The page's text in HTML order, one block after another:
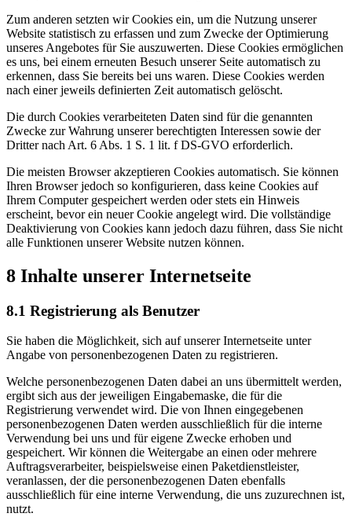
Zum anderen setzten wir Cookies ein, um die Nutzung unserer
Website statistisch zu erfassen und zum Zwecke der Optimierung
unseres Angebotes für Sie auszuwerten. Diese Cookies ermöglichen
es uns, bei einem erneuten Besuch unserer Seite automatisch zu
erkennen, dass Sie bereits bei uns waren. Diese Cookies werden
nach einer jeweils definierten Zeit automatisch gelöscht.
Die durch Cookies verarbeiteten Daten sind für die genannten
Zwecke zur Wahrung unserer berechtigten Interessen sowie der
Dritter nach Art. 6 Abs. 1 S. 1 lit. f DS-GVO erforderlich.
Die meisten Browser akzeptieren Cookies automatisch. Sie können
Ihren Browser jedoch so konfigurieren, dass keine Cookies auf
Ihrem Computer gespeichert werden oder stets ein Hinweis
erscheint, bevor ein neuer Cookie angelegt wird. Die vollständige
Deaktivierung von Cookies kann jedoch dazu führen, dass Sie nicht
alle Funktionen unserer Website nutzen können.
8 Inhalte unserer Internetseite
8.1 Registrierung als Benutzer
Sie haben die Möglichkeit, sich auf unserer Internetseite unter
Angabe von personenbezogenen Daten zu registrieren.
Welche personenbezogenen Daten dabei an uns übermittelt werden,
ergibt sich aus der jeweiligen Eingabemaske, die für die
Registrierung verwendet wird. Die von Ihnen eingegebenen
personenbezogenen Daten werden ausschließlich für die interne
Verwendung bei uns und für eigene Zwecke erhoben und
gespeichert. Wir können die Weitergabe an einen oder mehrere
Auftragsverarbeiter, beispielsweise einen Paketdienstleister,
veranlassen, der die personenbezogenen Daten ebenfalls
ausschließlich für eine interne Verwendung, die uns zuzurechnen ist,
nutzt.